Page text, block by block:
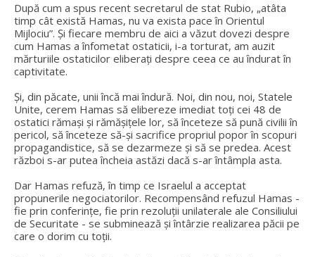
După cum a spus recent secretarul de stat Rubio, „atâta
timp cât există Hamas, nu va exista pace în Orientul
Mijlociu”. Și fiecare membru de aici a văzut dovezi despre
cum Hamas a înfometat ostaticii, i-a torturat, am auzit
mărturiile ostaticilor eliberați despre ceea ce au îndurat în
captivitate.
Și, din păcate, unii încă mai îndură. Noi, din nou, noi, Statele
Unite, cerem Hamas să elibereze imediat toți cei 48 de
ostatici rămași și rămășițele lor, să înceteze să pună civilii în
pericol, să înceteze să-și sacrifice propriul popor în scopuri
propagandistice, să se dezarmeze și să se predea. Acest
război s-ar putea încheia astăzi dacă s-ar întâmpla asta.
Dar Hamas refuză, în timp ce Israelul a acceptat
propunerile negociatorilor. Recompensând refuzul Hamas -
fie prin conferințe, fie prin rezoluții unilaterale ale Consiliului
de Securitate - se subminează și întârzie realizarea păcii pe
care o dorim cu toții.